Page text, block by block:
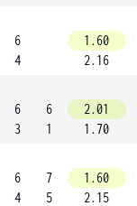
6
4
1.60
2.16
6
3
6
1
2.01
1.70
6
4
7
5
1.60
2.15